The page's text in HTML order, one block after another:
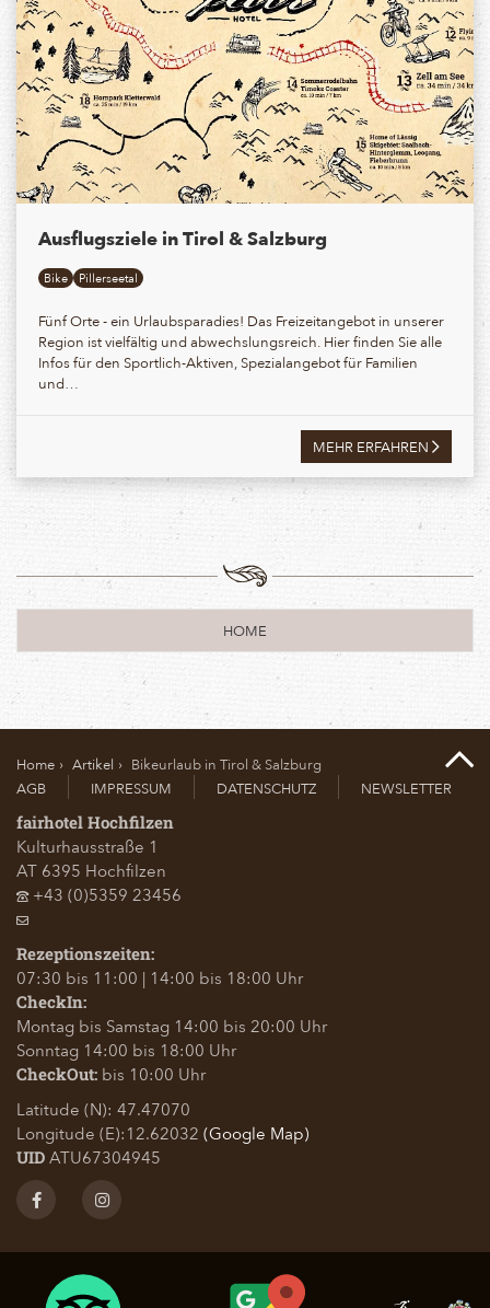
Ausflugsziele in Tirol & Salzburg
Bike Pillerseetal
Fünf Orte - ein Urlaubsparadies! Das Freizeitangebot in unserer
Region ist vielfältig und abwechslungsreich. Hier finden Sie alle
Infos für den Sportlich-Aktiven, Spezialangebot für Familien
und…
MEHR ERFAHREN
HOME
Home Artikel
Bikeurlaub in Tirol & Salzburg
AGB
IMPRESSUM DATENSCHUTZ NEWSLETTER
fairhotel Hochfilzen
Kulturhausstraße 1
AT 6395 Hochfilzen
+43 (0)5359 23456
Rezeptionszeiten:
07:30 bis 11:00 | 14:00 bis 18:00 Uhr
CheckIn:
Montag bis Samstag 14:00 bis 20:00 Uhr
Sonntag 14:00 bis 18:00 Uhr
CheckOut: bis 10:00 Uhr
Latitude (N): 47.47070
Longitude (E):12.62032 (Google Map)
UID ATU67304945